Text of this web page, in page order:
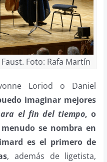
Foto: Rafa Martín
Loriod o Daniel
imaginar mejores
el fin del tiempo, o
se nombra en
es el primero de
, además de ligetista,